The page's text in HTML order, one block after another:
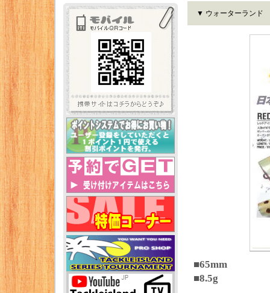
▼ ウォーターランド
■65mm
■8.5g